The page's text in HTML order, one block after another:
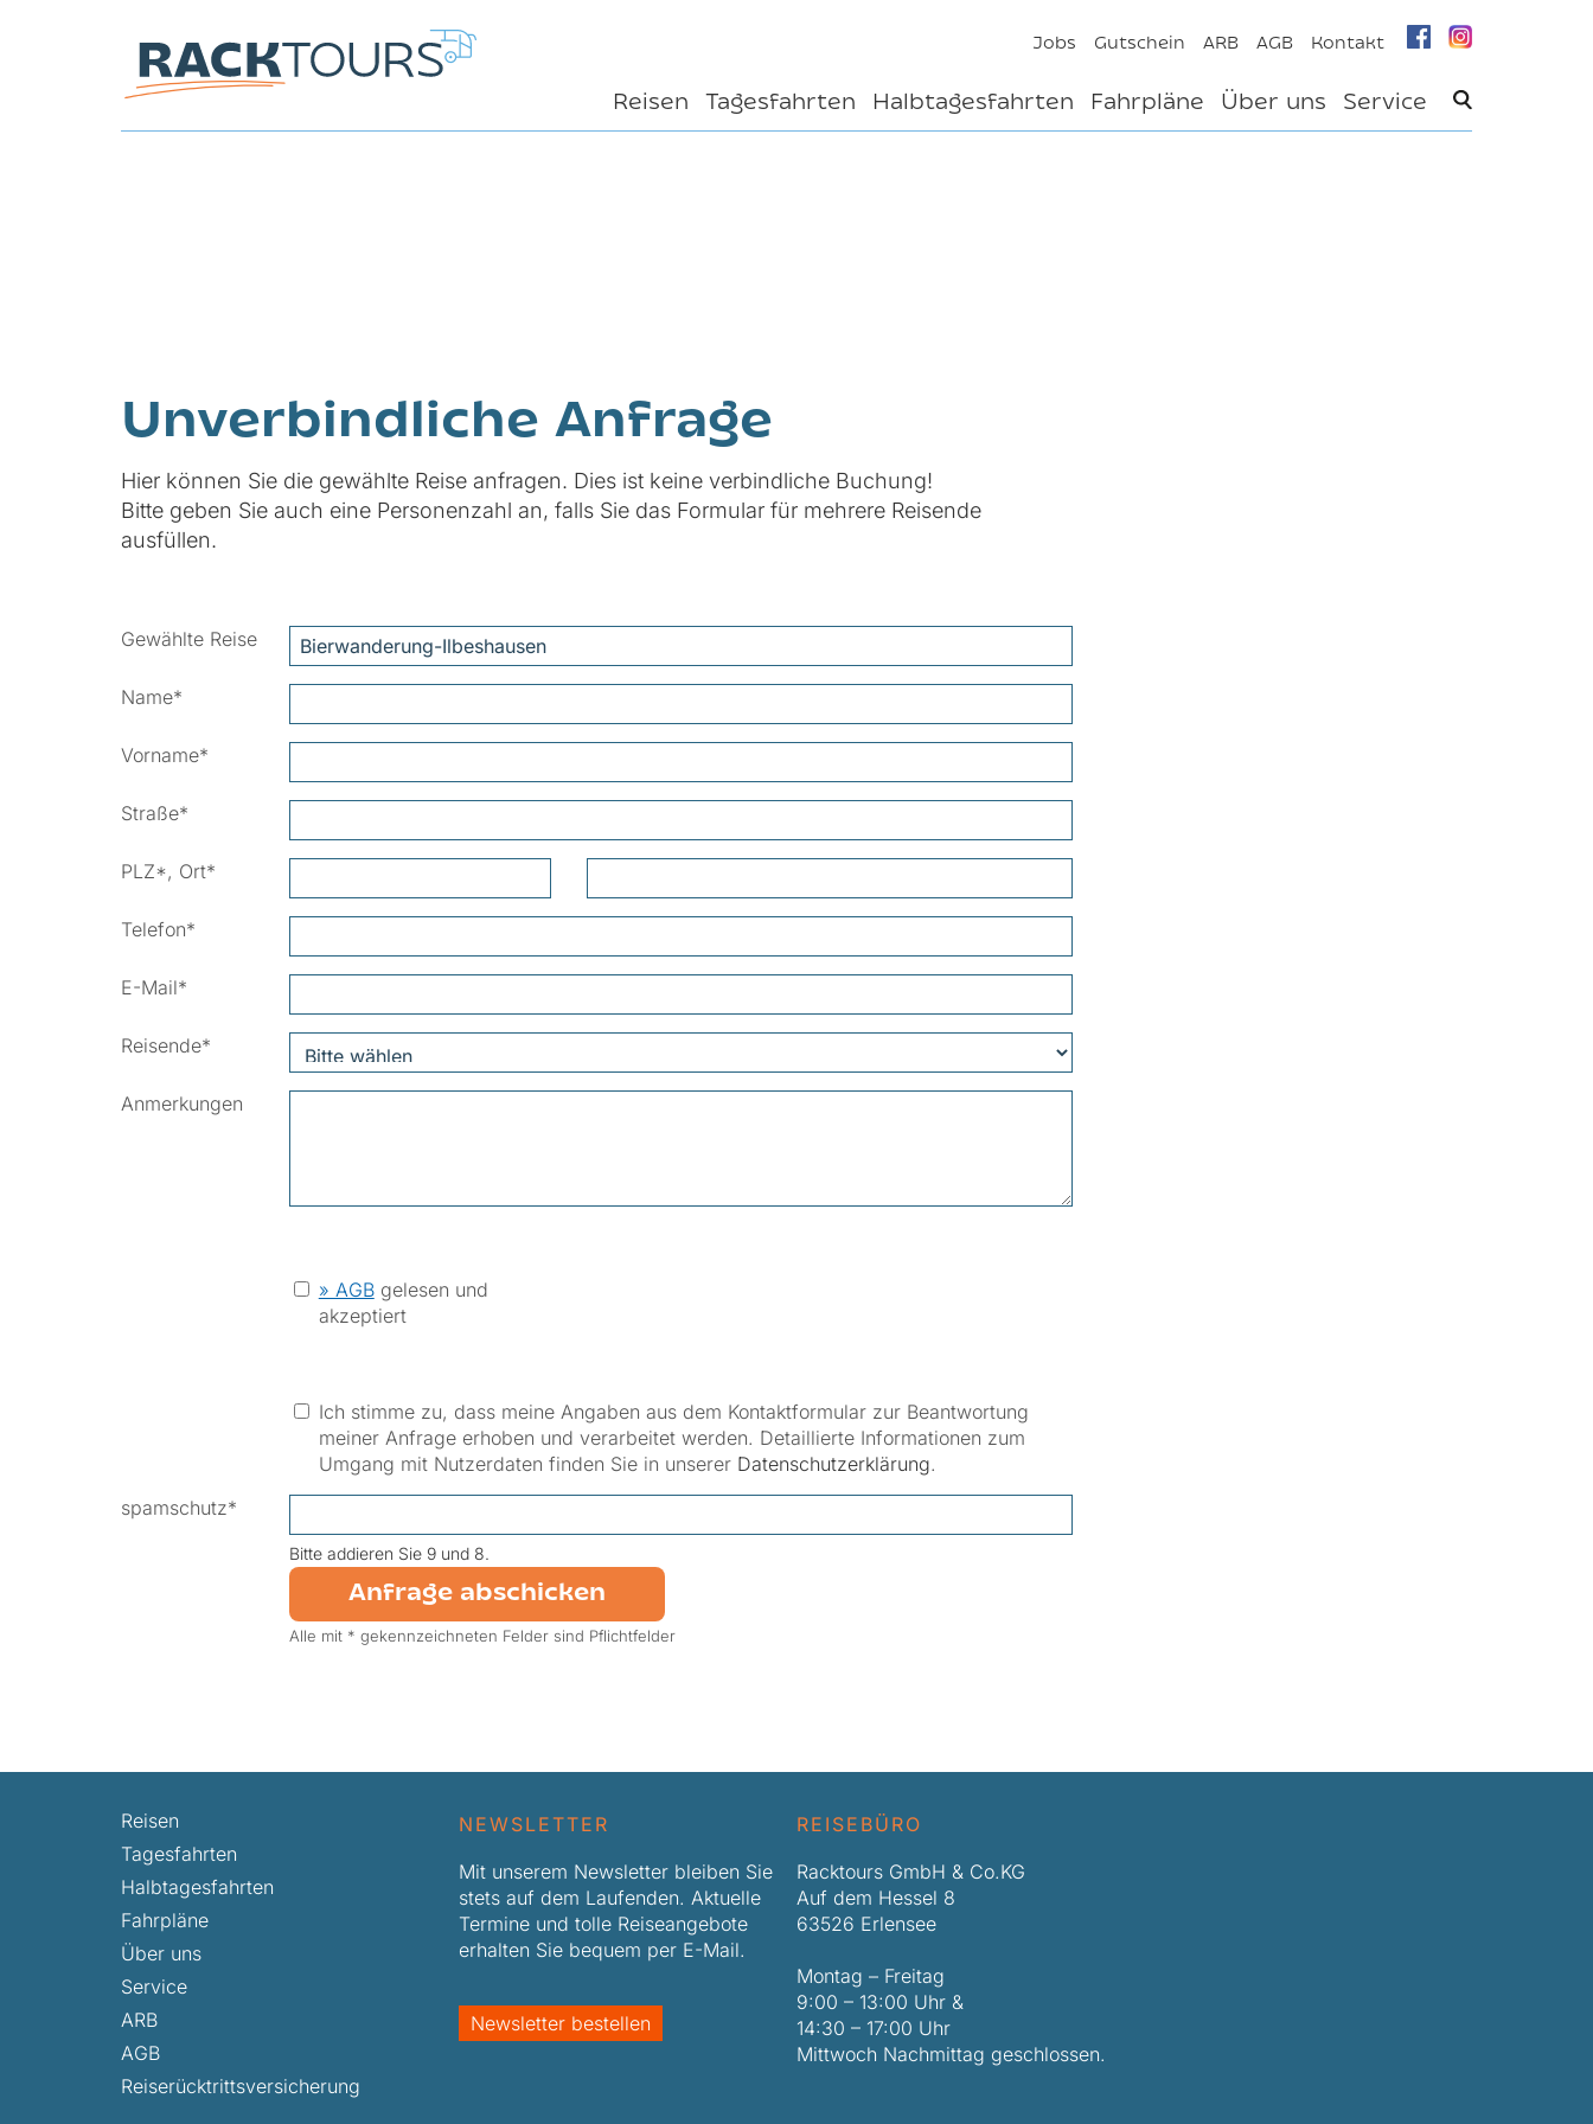
Jobs Gutschein ARB AGB Kontakt
Reisen Tagesfahrten Halbtagesfahrten Fahrpläne Über uns Service
Unverbindliche Anfrage
Hier können Sie die gewählte Reise anfragen. Dies ist keine verbindliche Buchung!
Bitte geben Sie auch eine Personenzahl an, falls Sie das Formular für mehrere Reisende
ausfüllen.
Gewählte Reise
Name*
Vorname*
Straße*
PLZ*, Ort*
Telefon*
E-Mail*
Reisende*
Anmerkungen
» AGBgelesen und
akzeptiert
Ich stimme zu, dass meine Angaben aus dem Kontaktformular zur Beantwortung
meiner Anfrage erhoben und verarbeitet werden. Detaillierte Informationen zum
Umgang mit Nutzerdaten finden Sie in unserer Datenschutzerklärung.
spamschutz*
Bitte addieren Sie 9 und 8.
Anfrage abschicken
Alle mit * gekennzeichneten Felder sind Pflichtfelder
Reisen
Tagesfahrten
Halbtagesfahrten
Fahrpläne
Über uns
Service
ARB
AGB
Reiserücktrittsversicherung
NEWSLETTER
Mit unserem Newsletter bleiben Sie
stets auf dem Laufenden. Aktuelle
Termine und tolle Reiseangebote
erhalten Sie bequem per E-Mail.
Newsletter bestellen
REISEBÜRO
Racktours GmbH & Co.KG
Auf dem Hessel 8
63526 Erlensee
Montag – Freitag
9:00 – 13:00 Uhr &
14:30 – 17:00 Uhr
Mittwoch Nachmittag geschlossen.